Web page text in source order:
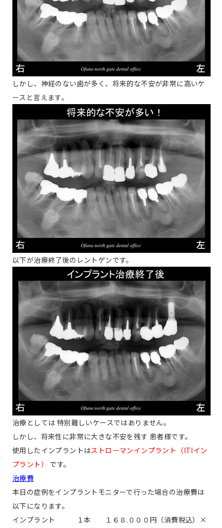
しかし、神経のない歯が多く、将来的な不安が非常に高いケ
ースと言えます。
以下が治療終了後のレントゲンです。
治療としては 特別難しいケースではありません。
しかし、将来性に非常に大きな不安を残す 患者様です。
使用したインプラントはストローマンインプラント（ITIイン
プラント）
です。
治療費
本日の症例をインプラントモニターで行った場合の治療費は
以下になります。
インプラント １本 １６８.０００円（消費税込）×